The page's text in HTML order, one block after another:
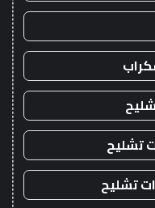
تشليح
تشليح